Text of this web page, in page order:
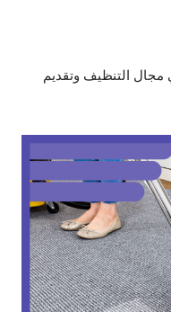
مجال التنظيف وتقديم